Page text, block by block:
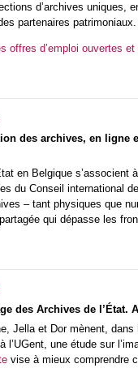
d’archives uniques,
partenaires patrimoniaux.
offres d’emploi ouvertes
des archives, en ligne
en Belgique s’associent
du Conseil international
– tant physiques que
qui dépasse les
des Archives de l’État.
Jella et Dor mènent, dans
l’UGent, une étude sur
vise à mieux comprendre